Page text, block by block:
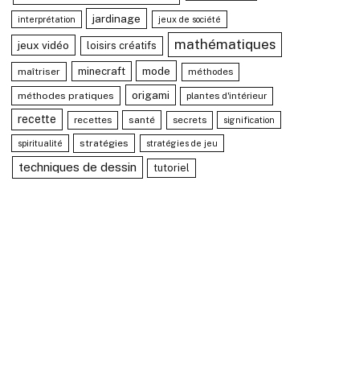
interprétation jardinage jeux de société
jeux vidéo loisirs créatifs mathématiques
maîtriser minecraft mode méthodes
méthodes pratiques origami plantes d'intérieur
recette recettes santé secrets signification
spiritualité stratégies stratégies de jeu
techniques de dessin tutoriel